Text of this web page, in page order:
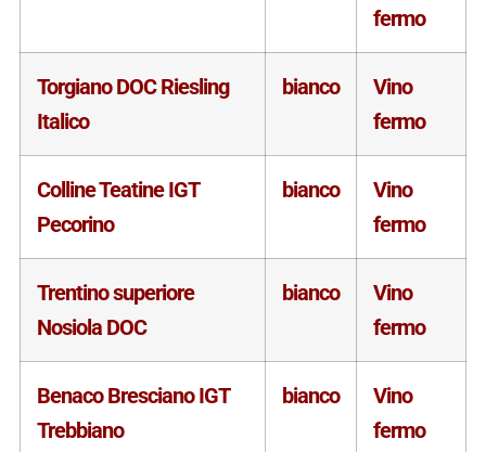
fermo
Torgiano DOC Riesling
Italico
bianco
Vino
fermo
Colline Teatine IGT
Pecorino
bianco
Vino
fermo
Trentino superiore
Nosiola DOC
bianco
Vino
fermo
Benaco Bresciano IGT
Trebbiano
bianco
Vino
fermo